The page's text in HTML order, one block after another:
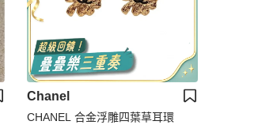
Chanel
CHANEL 合金浮雕四葉草耳環